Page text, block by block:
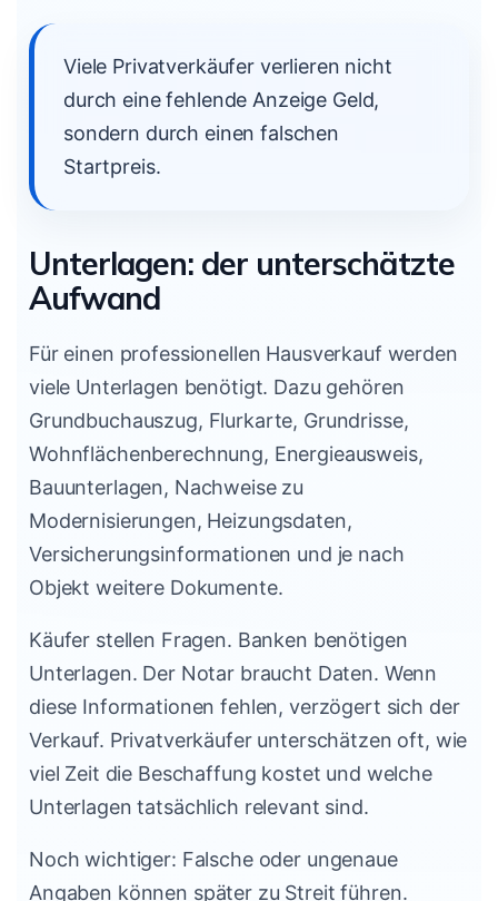
Viele Privatverkäufer verlieren nicht
durch eine fehlende Anzeige Geld,
sondern durch einen falschen
Startpreis.
Unterlagen: der unterschätzte
Aufwand
Für einen professionellen Hausverkauf werden
viele Unterlagen benötigt. Dazu gehören
Grundbuchauszug, Flurkarte, Grundrisse,
Wohnflächenberechnung, Energieausweis,
Bauunterlagen, Nachweise zu
Modernisierungen, Heizungsdaten,
Versicherungsinformationen und je nach
Objekt weitere Dokumente.
Käufer stellen Fragen. Banken benötigen
Unterlagen. Der Notar braucht Daten. Wenn
diese Informationen fehlen, verzögert sich der
Verkauf. Privatverkäufer unterschätzen oft, wie
viel Zeit die Beschaffung kostet und welche
Unterlagen tatsächlich relevant sind.
Noch wichtiger: Falsche oder ungenaue
Angaben können später zu Streit führen.